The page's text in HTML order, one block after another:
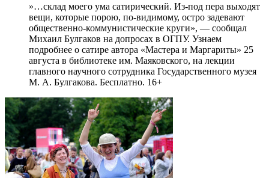
»…склад моего ума сатирический. Из-под пера выходят
вещи, которые порою, по-видимому, остро задевают
общественно-коммунистические круги», — сообщал
Михаил Булгаков на допросах в ОГПУ. Узнаем
подробнее о сатире автора «Мастера и Маргариты» 25
августа в библиотеке им. Маяковского, на лекции
главного научного сотрудника Государственного музея
М. А. Булгакова. Бесплатно. 16+